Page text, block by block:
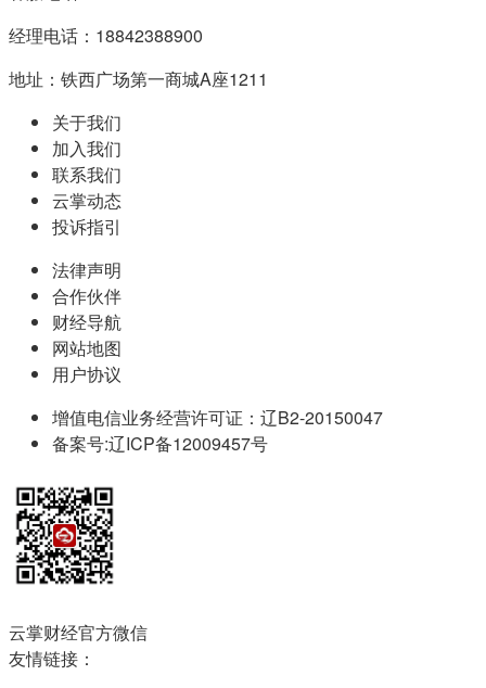
经理电话：18842388900
地址：铁西广场第一商城A座1211
关于我们
加入我们
联系我们
云掌动态
投诉指引
法律声明
合作伙伴
财经导航
网站地图
用户协议
增值电信业务经营许可证：辽B2-20150047
备案号:辽ICP备12009457号
云掌财经官方微信
友情链接：